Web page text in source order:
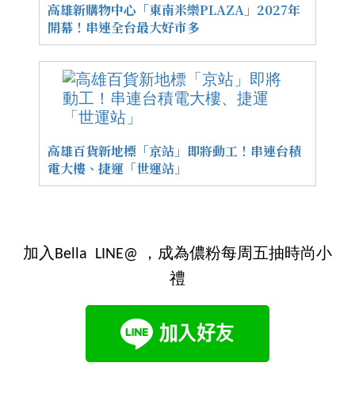
高雄新購物中心「東南米樂PLAZA」2027年
開幕！串連全台最大好市多
高雄百貨新地標「京站」即將動工！串連台積
電大樓、捷運「世運站」
加入Bella LINE@ ，成為儂粉每周五抽時尚小
禮